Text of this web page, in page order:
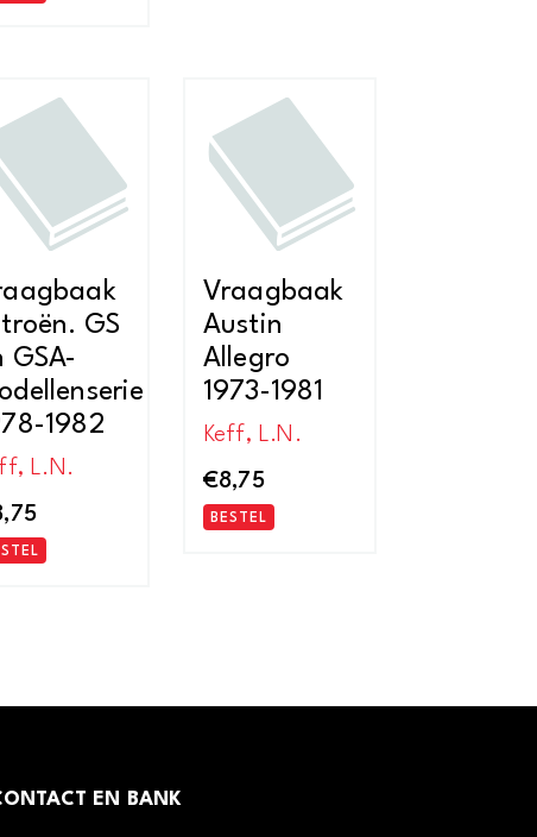
GS
GSA-
1982
L.N.
Vraagbaak
Austin
Allegro
1973-1981
Keff, L.N.
€8,75
BESTEL
EN BANK